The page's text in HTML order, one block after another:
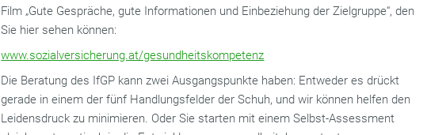
Film „Gute Gespräche, gute Informationen und Einbeziehung der Zielgruppe“, den
Sie hier sehen können:
www.sozialversicherung.at/gesundheitskompetenz
Die Beratung des IfGP kann zwei Ausgangspunkte haben: Entweder es drückt
gerade in einem der fünf Handlungsfelder der Schuh, und wir können helfen den
Leidensdruck zu minimieren. Oder Sie starten mit einem Selbst-Assessment